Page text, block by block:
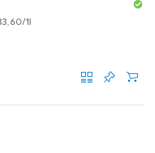
/1l